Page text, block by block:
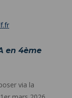
en 4ème
via la